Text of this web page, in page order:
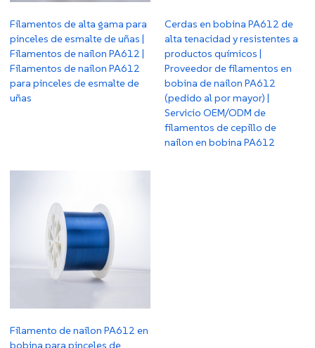
Filamentos de alta gama para
pinceles de esmalte de uñas |
Filamentos de nailon PA612 |
Filamentos de nailon PA612
para pinceles de esmalte de
uñas
Cerdas en bobina PA612 de
alta tenacidad y resistentes a
productos químicos |
Proveedor de filamentos en
bobina de nailon PA612
(pedido al por mayor) |
Servicio OEM/ODM de
filamentos de cepillo de
nailon en bobina PA612
Filamento de nailon PA612 en
bobina para pinceles de